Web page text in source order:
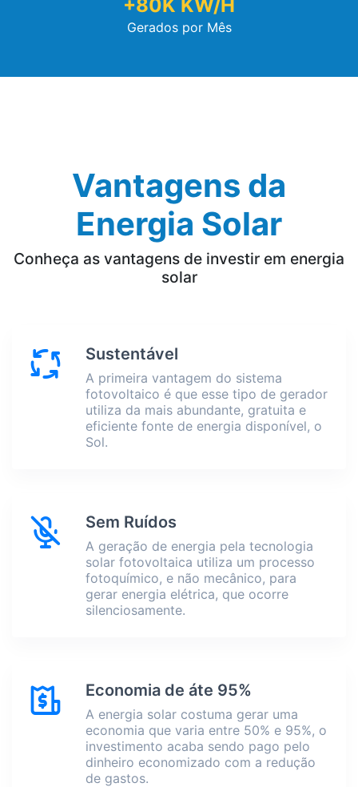
+80K KW/h
Gerados por Mês
Vantagens da
Energia Solar
Conheça as vantagens de investir em energia
solar
Sustentável
A primeira vantagem do sistema
fotovoltaico é que esse tipo de gerador
utiliza da mais abundante, gratuita e
eficiente fonte de energia disponível, o
Sol.
Sem Ruídos
A geração de energia pela tecnologia
solar fotovoltaica utiliza um processo
fotoquímico, e não mecânico, para
gerar energia elétrica, que ocorre
silenciosamente.
Economia de áte 95%
A energia solar costuma gerar uma
economia que varia entre 50% e 95%, o
investimento acaba sendo pago pelo
dinheiro economizado com a redução
de gastos.